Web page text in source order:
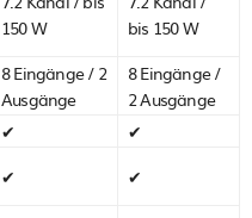
150 W
bis 150 W
8 Eingänge / 2
Ausgänge
8 Eingänge /
2 Ausgänge
✔
✔
✔
✔